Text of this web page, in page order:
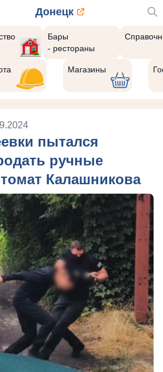
Донецк
Бары
- рестораны
Магазины
пытался
ручные
Калашникова